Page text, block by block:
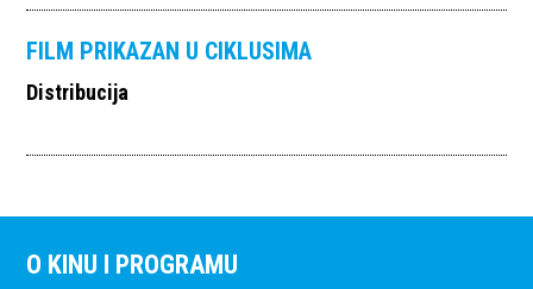
FILM PRIKAZAN U CIKLUSIMA
Distribucija
O KINU I PROGRAMU